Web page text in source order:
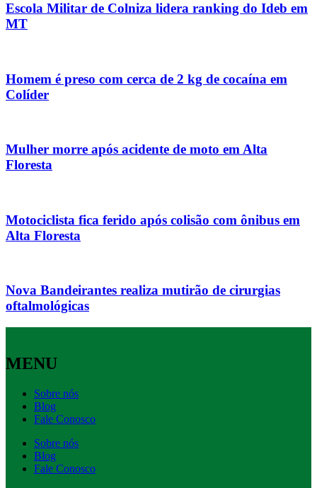
Escola Militar de Colniza lidera ranking do Ideb em
MT
Homem é preso com cerca de 2 kg de cocaína em
Colíder
Mulher morre após acidente de moto em Alta
Floresta
Motociclista fica ferido após colisão com ônibus em
Alta Floresta
Nova Bandeirantes realiza mutirão de cirurgias
oftalmológicas
MENU
Sobre nós
Blog
Fale Conosco
Sobre nós
Blog
Fale Conosco